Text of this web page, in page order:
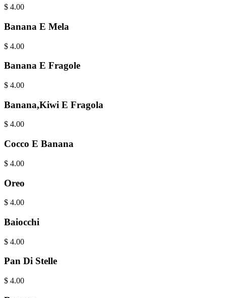
$ 4.00
Banana E Mela
$ 4.00
Banana E Fragole
$ 4.00
Banana,Kiwi E Fragola
$ 4.00
Cocco E Banana
$ 4.00
Oreo
$ 4.00
Baiocchi
$ 4.00
Pan Di Stelle
$ 4.00